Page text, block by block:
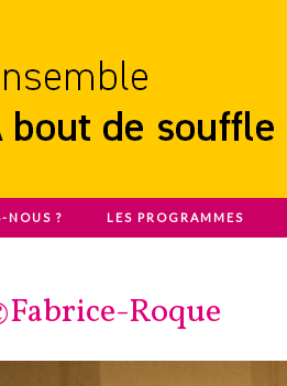
NOUS ? LES PROGRAMMES
Roque